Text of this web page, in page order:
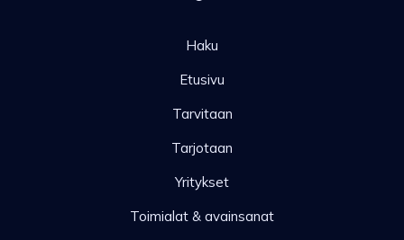
Haku
Etusivu
Tarvitaan
Tarjotaan
Yritykset
Toimialat & avainsanat